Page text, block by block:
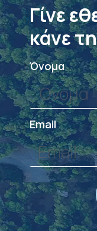
Γίνε
κάνε
Όνομα
Email